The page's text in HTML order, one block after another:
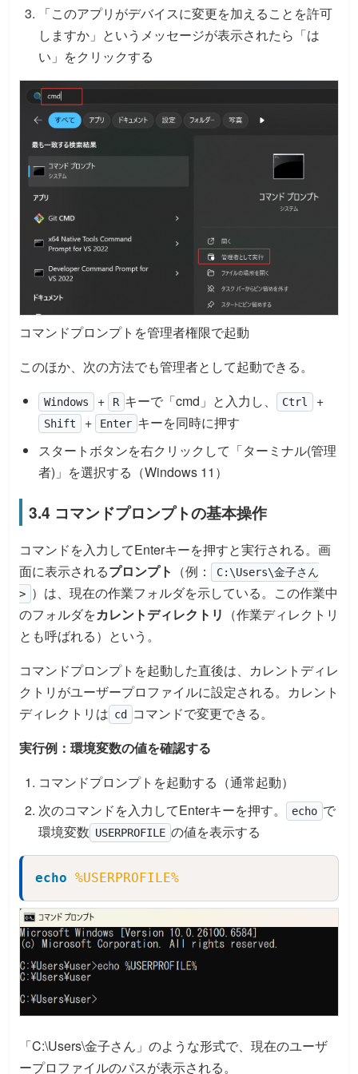
「このアプリがデバイスに変更を加えることを許可
しますか」というメッセージが表示されたら「は
い」をクリックする
コマンドプロンプトを管理者権限で起動
このほか、次の方法でも管理者として起動できる。
Windows + R キーで「cmd」と入力し、 Ctrl +
Shift + Enter キーを同時に押す
スタートボタンを右クリックして「ターミナル(管理
者)」を選択する（Windows 11）
3.4 コマンドプロンプトの基本操作
コマンドを入力してEnterキーを押すと実行される。画
面に表示されるプロンプト （例：
C:\Users\金子さん
> ）は、現在の作業フォルダを示している。この作業中
のフォルダをカレントディレクトリ （作業ディレクトリ
とも呼ばれる）という。
コマンドプロンプトを起動した直後は、カレントディレ
クトリがユーザープロファイルに設定される。カレント
ディレクトリは cd
コマンドで変更できる。
実行例：環境変数の値を確認する
コマンドプロンプトを起動する（通常起動）
次のコマンドを入力してEnterキーを押す。
echo で
環境変数 USERPROFILE の値を表示する
echo %USERPROFILE%
「C:\Users\金子さん」のような形式で、現在のユーザ
ープロファイルのパスが表示される。